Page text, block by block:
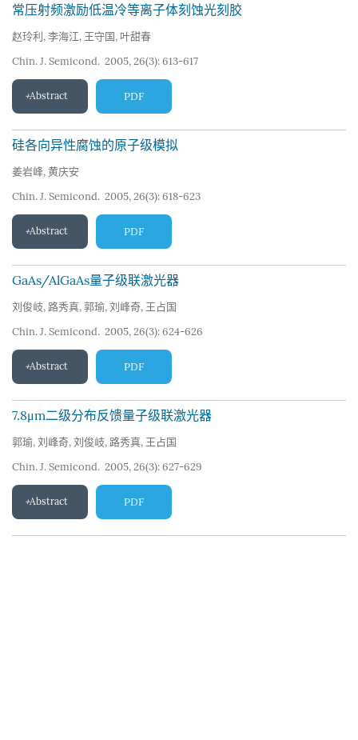
常压射频激励低温冷等离子体刻蚀光刻胶
赵玲利 , 李海江, 王守国 , 叶甜春
Chin. J. Semicond. 2005, 26(3): 613-617
Abstract PDF
硅各向异性腐蚀的原子级模拟
姜岩峰, 黄庆安
Chin. J. Semicond. 2005, 26(3): 618-623
Abstract PDF
GaAs/AlGaAs量子级联激光器
刘俊岐, 路秀真, 郭瑜, 刘峰奇, 王占国
Chin. J. Semicond. 2005, 26(3): 624-626
Abstract PDF
7.8μm二级分布反馈量子级联激光器
郭瑜, 刘峰奇, 刘俊岐, 路秀真, 王占国
Chin. J. Semicond. 2005, 26(3): 627-629
Abstract PDF